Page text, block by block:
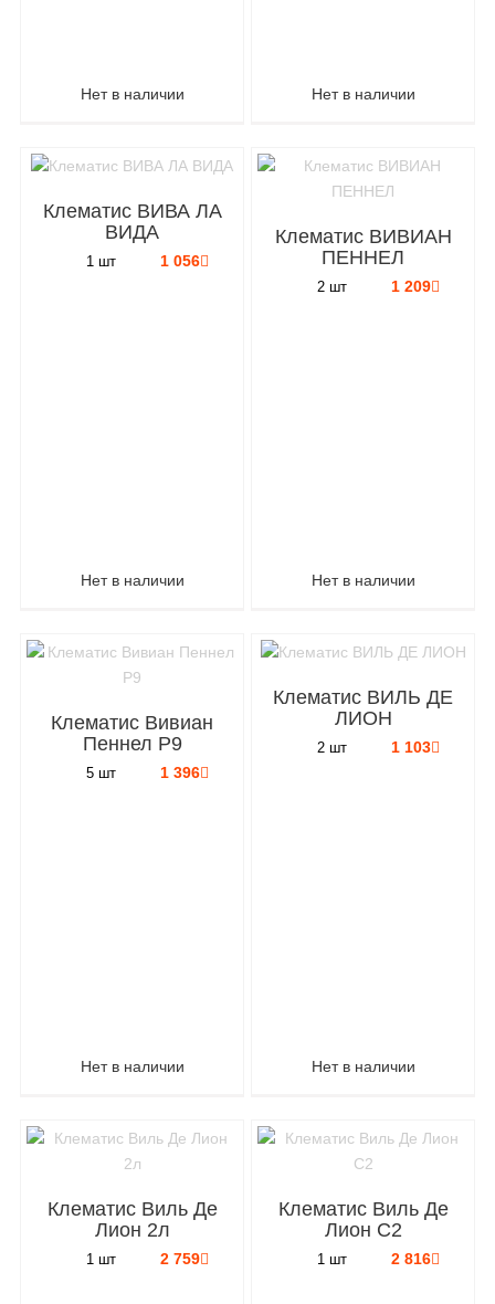
Нет в наличии Нет в наличии
Клематис ВИВА ЛА
ВИДА
1 шт 1 056
Нет в наличии
Клематис ВИВИАН
ПЕННЕЛ
2 шт 1 209
Нет в наличии
Клематис Вивиан
Пеннел P9
5 шт 1 396
Нет в наличии
Клематис ВИЛЬ ДЕ
ЛИОН
2 шт 1 103
Нет в наличии
Клематис Виль Де
Лион 2л
1 шт 2 759
Клематис Виль Де
Лион C2
1 шт 2 816